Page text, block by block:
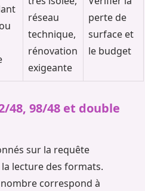
réseau
technique,
rénovation
exigeante
perte de
surface et
le budget
48, 98/48 et double
sur la requête
lecture des formats.
correspond à